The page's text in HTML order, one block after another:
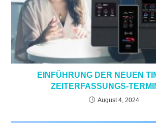
EINFÜHRUNG DER NEUEN
ZEITERFASSUNGS-
August 4, 2024